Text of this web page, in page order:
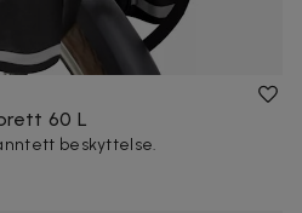
60 L
beskyttelse.